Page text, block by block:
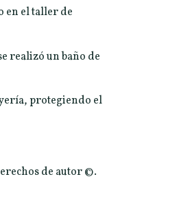
en el taller de
realizó un baño de
protegiendo el
de autor ©.